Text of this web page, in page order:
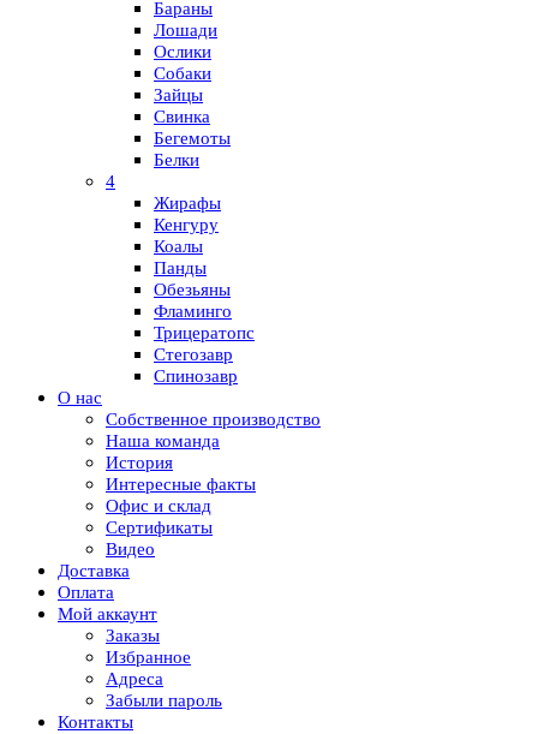
Бараны
Лошади
Ослики
Собаки
Зайцы
Свинка
Бегемоты
Белки
4
Жирафы
Кенгуру
Коалы
Панды
Обезьяны
Фламинго
Трицератопс
Стегозавр
Спинозавр
О нас
Собственное производство
Наша команда
История
Интересные факты
Офис и склад
Сертификаты
Видео
Доставка
Оплата
Мой аккаунт
Заказы
Избранное
Адреса
Забыли пароль
Контакты